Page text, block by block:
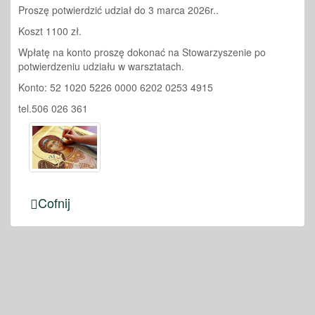
Proszę potwierdzić udział do 3 marca 2026r..
Koszt 1100 zł.
Wpłatę na konto proszę dokonać na Stowarzyszenie po
potwierdzeniu udziału w warsztatach.
Konto: 52 1020 5226 0000 6202 0253 4915
tel.506 026 361
Cofnij